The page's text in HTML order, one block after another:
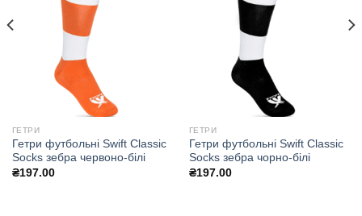
ГЕТРИ
Гетри футбольні Swift Classic
Socks зебра червоно-білі
₴197.00
ГЕТРИ
Гетри футбольні Swift Classic
Socks зебра чорно-білі
₴197.00